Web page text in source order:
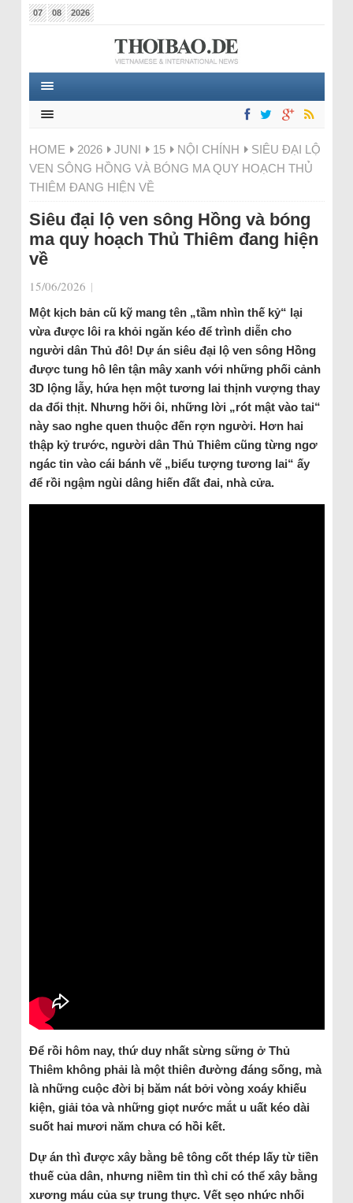
07 08 2026
HOME 2026 JUNI 15 NỘI CHÍNH
SIÊU ĐẠI LỘ
VEN SÔNG HỒNG VÀ BÓNG MA QUY HOẠCH THỦ
THIÊM ĐANG HIỆN VỀ
Siêu đại lộ ven sông Hồng và bóng
ma quy hoạch Thủ Thiêm đang hiện
về
15/06/2026 |
Một kịch bản cũ kỹ mang tên „tầm nhìn thế kỷ“ lại
vừa được lôi ra khỏi ngăn kéo để trình diễn cho
người dân Thủ đô! Dự án siêu đại lộ ven sông Hồng
được tung hô lên tận mây xanh với những phối cảnh
3D lộng lẫy, hứa hẹn một tương lai thịnh vượng thay
da đổi thịt. Nhưng hỡi ôi, những lời „rót mật vào tai“
này sao nghe quen thuộc đến rợn người. Hơn hai
thập kỷ trước, người dân Thủ Thiêm cũng từng ngơ
ngác tin vào cái bánh vẽ „biểu tượng tương lai“ ấy
để rồi ngậm ngùi dâng hiến đất đai, nhà cửa.
Để rồi hôm nay, thứ duy nhất sừng sững ở Thủ
Thiêm không phải là một thiên đường đáng sống, mà
là những cuộc đời bị băm nát bởi vòng xoáy khiếu
kiện, giải tỏa và những giọt nước mắt u uất kéo dài
suốt hai mươi năm chưa có hồi kết.
Dự án thì được xây bằng bê tông cốt thép lấy từ tiền
thuế của dân, nhưng niềm tin thì chỉ có thể xây bằng
xương máu của sự trung thực. Vết sẹo nhức nhối